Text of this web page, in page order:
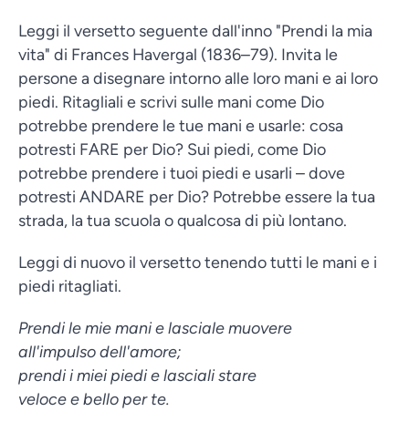
Leggi il versetto seguente dall'inno "Prendi la mia
vita" di Frances Havergal (1836–79). Invita le
persone a disegnare intorno alle loro mani e ai loro
piedi. Ritagliali e scrivi sulle mani come Dio
potrebbe prendere le tue mani e usarle: cosa
potresti FARE per Dio? Sui piedi, come Dio
potrebbe prendere i tuoi piedi e usarli – dove
potresti ANDARE per Dio? Potrebbe essere la tua
strada, la tua scuola o qualcosa di più lontano.
Leggi di nuovo il versetto tenendo tutti le mani e i
piedi ritagliati.
Prendi le mie mani e lasciale muovere
all'impulso dell'amore;
prendi i miei piedi e lasciali stare
veloce e bello per te.